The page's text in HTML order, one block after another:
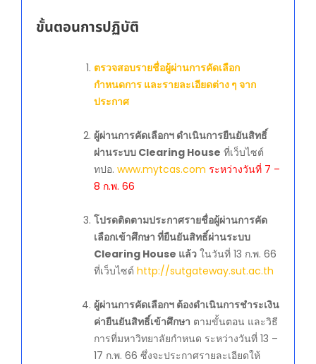
ขั้นตอนการปฏิบัติ
ตรวจสอบรายชื่อผู้ผ่านการคัดเลือก
กำหนดการ และรายละเอียดต่าง ๆ จาก
ประกาศ
ผู้ผ่านการคัดเลือกฯ ดำเนินการยืนยันสิทธิ์
ผ่านระบบ Clearing House ที่เว็บไซต์
ทปอ. www.mytcas.com ระหว่างวันที่ 7 –
8 ก.พ. 66
โปรดติดตามประกาศรายชื่อผู้ผ่านการคัด
เลือกเข้าศึกษา ที่ยืนยันสิทธิ์ผ่านระบบ
Clearing House แล้ว ในวันที่ 13 ก.พ. 66
ที่เว็บไซต์ http://sutgateway.sut.ac.th
ผู้ผ่านการคัดเลือกฯ ต้องดำเนินการชำระเงิน
ค่ายืนยันสิทธิ์เข้าศึกษา ตามขั้นตอน และวิธี
การที่มหาวิทยาลัยกำหนด ระหว่างวันที่ 13 –
17 ก.พ. 66 ซึ่งจะประกาศรายละเอียดให้